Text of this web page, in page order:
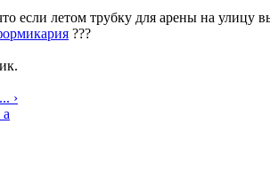
если летом трубку для арены на улицу
???
›
a